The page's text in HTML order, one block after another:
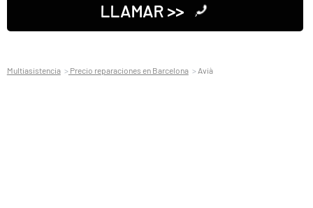
LLAMAR >>
Multiasistencia Precio reparaciones en Barcelona Avià